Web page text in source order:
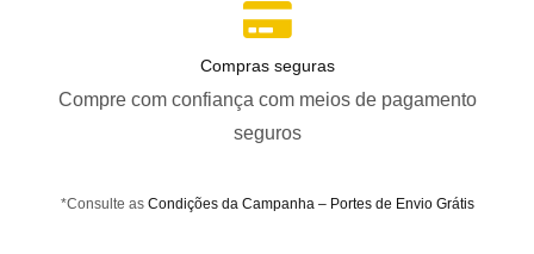
Compras seguras
Compre com confiança com meios de pagamento
seguros
*Consulte as Condições da Campanha – Portes de Envio Grátis